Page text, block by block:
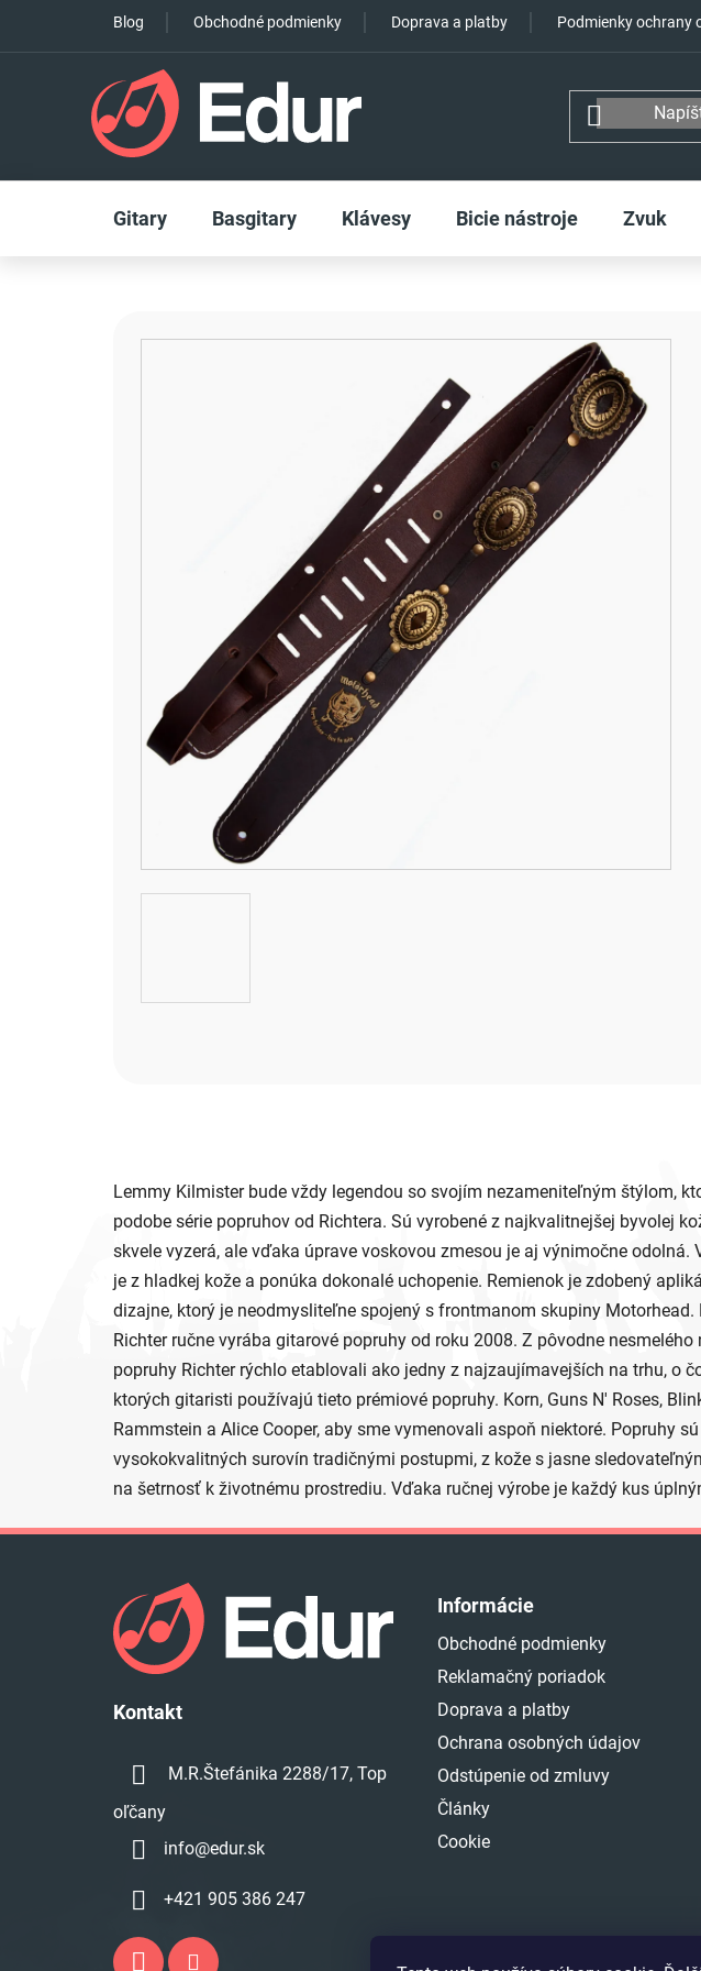
obsah
Blog Obchodné podmienky Doprava a platby Podmienky ochrany
Gitary Basgitary Klávesy Bicie nástroje Zvuk
Lemmy Kilmister bude vždy legendou so svojím nezameniteľným štýlom,
podobe série popruhov od Richtera. Sú vyrobené z najkvalitnejšej byvolej
skvele vyzerá, ale vďaka úprave voskovou zmesou je aj výnimočne odolná.
je z hladkej kože a ponúka dokonalé uchopenie. Remienok je zdobený
dizajne, ktorý je neodmysliteľne spojený s frontmanom skupiny
Richter ručne vyrába gitarové popruhy od roku 2008. Z pôvodne nesmelého
popruhy Richter rýchlo etablovali ako jedny z najzaujímavejších na trhu, o
ktorých gitaristi používajú tieto prémiové popruhy. Korn, Guns N' Roses,
Rammstein a Alice Cooper, aby sme vymenovali aspoň niektoré. Popruhy
vysokokvalitných surovín tradičnými postupmi, z kože s jasne
na šetrnosť k životnému prostrediu. Vďaka ručnej výrobe je každý kus
Kontakt
M.R.Štefánika 2288/17, Top
oľčany
info@edur.sk
+421 905 386 247
Informácie
Obchodné podmienky
Reklamačný poriadok
Doprava a platby
Ochrana osobných údajov
Odstúpenie od zmluvy
Články
Cookie